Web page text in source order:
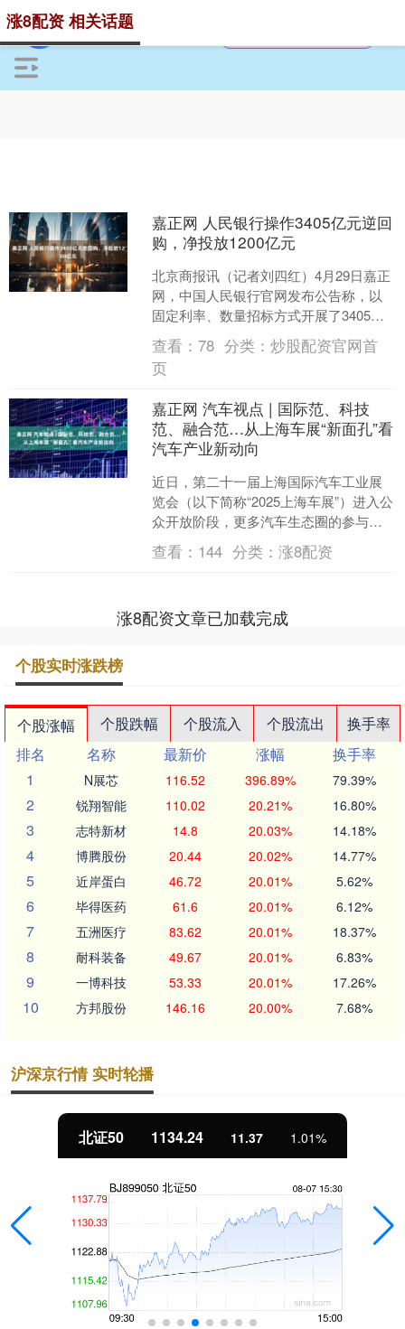
涨8配资 相关话题
嘉正网 人民银行操作3405亿元逆回
购，净投放1200亿元
北京商报讯（记者刘四红）4月29日嘉正
网，中国人民银行官网发布公告称，以
固定利率、数量招标方式开展了3405亿
元逆回购操作，期限7天，操作利率
1.50%，与此前....
查看：78 分类：炒股配资官网首
页
嘉正网 汽车视点 | 国际范、科技
范、融合范…从上海车展“新面孔”看
汽车产业新动向
近日，第二十一届上海国际汽车工业展
览会（以下简称“2025上海车展”）进入公
众开放阶段，更多汽车生态圈的参与者
来到现场嘉正网，亲身感受汽车产业的
脉动。本次上海车....
查看： 144 分类：涨8配资
涨8配资文章已加载完成
个股实时涨跌榜
个股涨幅 个股跌幅 个股流入 个股流出
换手率
排名
名称 最新价 涨幅
换手率
1
N展芯 116.52 396.89% 79.39%
2 锐翔智能 110.02 20.21% 16.80%
3 志特新材 14.8 20.03% 14.18%
4 博腾股份 20.44 20.02% 14.77%
5 近岸蛋白 46.72 20.01% 5.62%
6 毕得医药 61.6 20.01% 6.12%
7 五洲医疗 83.62 20.01% 18.37%
8 耐科装备 49.67 20.01% 6.83%
9 一博科技 53.33 20.01% 17.26%
10 方邦股份 146.16 20.00% 7.68%
沪深京行情 实时轮播
北证50 1134.24 11.37 1.01%